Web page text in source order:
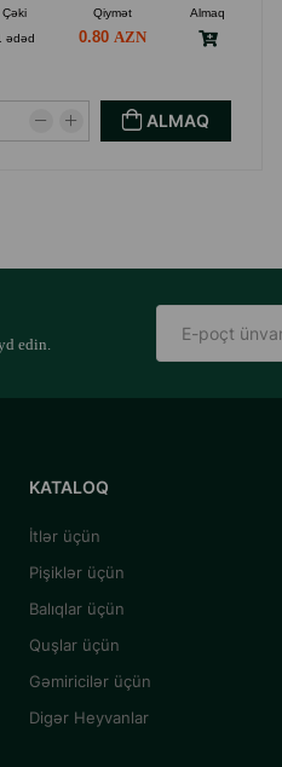
Çəki Qiymət
Almaq
ədəd
0.80
ALMAQ
edin.
KATALOQ
İtlər üçün
Pişiklər üçün
Balıqlar üçün
Quşlar üçün
Gəmiricilər üçün
Digər Heyvanlar